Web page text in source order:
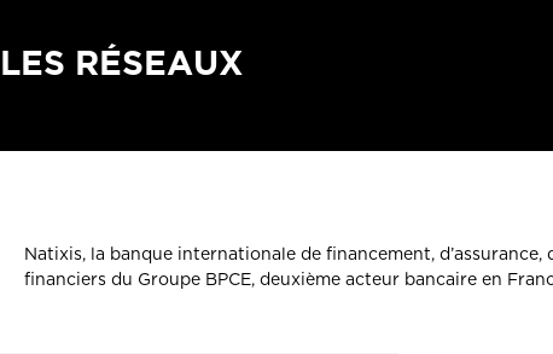
RÉSEAUX
Natixis, la banque internationale de financement, d’assurance,
financiers du Groupe BPCE, deuxième acteur bancaire en